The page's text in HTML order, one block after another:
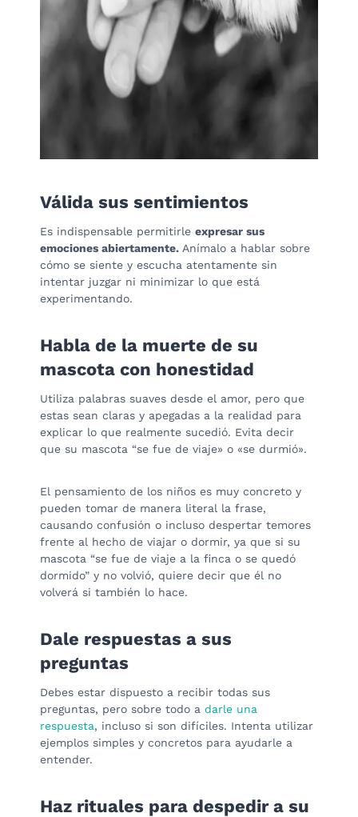
Válida sus sentimientos
Es indispensable permitirle expresar sus
emociones abiertamente. Anímalo a hablar sobre
cómo se siente y escucha atentamente sin
intentar juzgar ni minimizar lo que está
experimentando.
Habla de la muerte de su
mascota con honestidad
Utiliza palabras suaves desde el amor, pero que
estas sean claras y apegadas a la realidad para
explicar lo que realmente sucedió. Evita decir
que su mascota “se fue de viaje» o «se durmió».
El pensamiento de los niños es muy concreto y
pueden tomar de manera literal la frase,
causando confusión o incluso despertar temores
frente al hecho de viajar o dormir, ya que si su
mascota “se fue de viaje a la finca o se quedó
dormido” y no volvió, quiere decir que él no
volverá si también lo hace.
Dale respuestas a sus
preguntas
Debes estar dispuesto a recibir todas sus
preguntas, pero sobre todo a darle una
respuesta, incluso si son difíciles. Intenta utilizar
ejemplos simples y concretos para ayudarle a
entender.
Haz rituales para despedir a su